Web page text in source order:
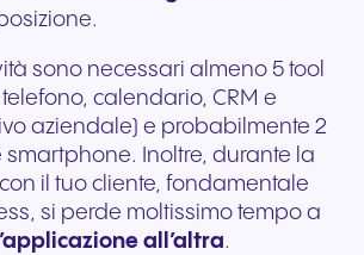
sono necessari almeno 5 tool
calendario, CRM e
aziendale) e probabilmente 2
smartphone. Inoltre, durante la
il tuo cliente, fondamentale
si perde moltissimo tempo a
all’altra.